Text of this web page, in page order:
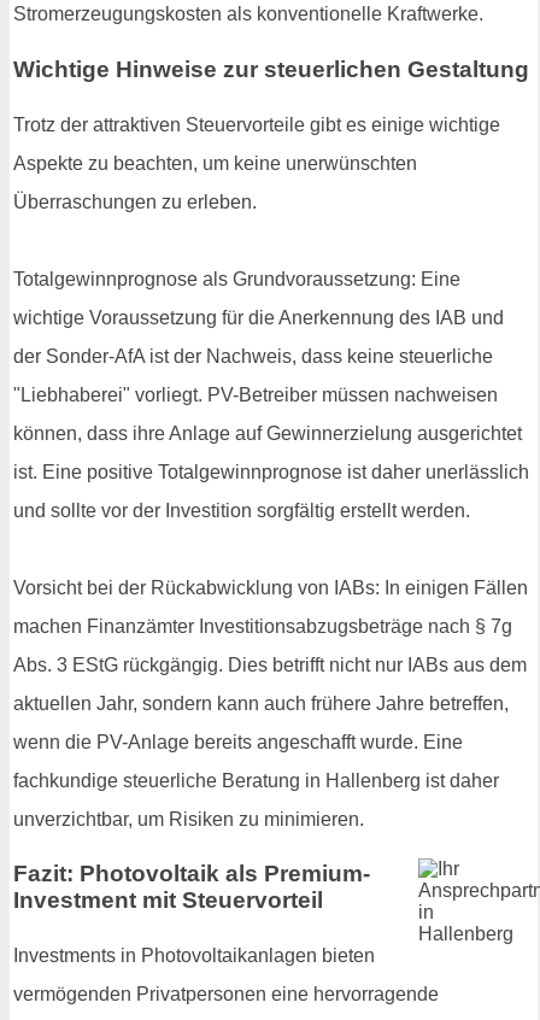
Stromerzeugungskosten als konventionelle Kraftwerke.
Wichtige Hinweise zur steuerlichen Gestaltung
Trotz der attraktiven Steuervorteile gibt es einige wichtige
Aspekte zu beachten, um keine unerwünschten
Überraschungen zu erleben.
Totalgewinnprognose als Grundvoraussetzung: Eine
wichtige Voraussetzung für die Anerkennung des IAB und
der Sonder-AfA ist der Nachweis, dass keine steuerliche
"Liebhaberei" vorliegt. PV-Betreiber müssen nachweisen
können, dass ihre Anlage auf Gewinnerzielung ausgerichtet
ist. Eine positive Totalgewinnprognose ist daher unerlässlich
und sollte vor der Investition sorgfältig erstellt werden.
Vorsicht bei der Rückabwicklung von IABs: In einigen Fällen
machen Finanzämter Investitionsabzugsbeträge nach § 7g
Abs. 3 EStG rückgängig. Dies betrifft nicht nur IABs aus dem
aktuellen Jahr, sondern kann auch frühere Jahre betreffen,
wenn die PV-Anlage bereits angeschafft wurde. Eine
fachkundige steuerliche Beratung in Hallenberg ist daher
unverzichtbar, um Risiken zu minimieren.
Fazit: Photovoltaik als Premium-
Investment mit Steuervorteil
Investments in Photovoltaikanlagen bieten
vermögenden Privatpersonen eine hervorragende